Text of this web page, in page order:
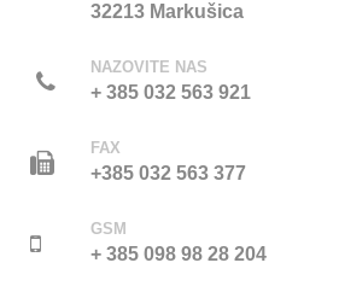
32213 Markušica
NAZOVITE NAS
+ 385 032 563 921
FAX
+385 032 563 377
GSM
+ 385 098 98 28 204